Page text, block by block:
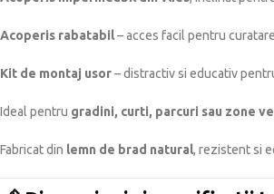
Acoperis rabatabil– acces facil pentru curatare
Kit de montaj usor– distractiv si educativ
Ideal pentru gradini, curti, parcuri sau zone
Fabricat din lemn de brad natural, rezistent si